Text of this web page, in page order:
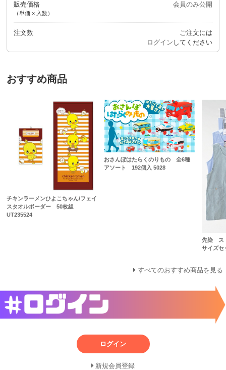
販売価格
（単価 × 入数）
会員のみ公開
注文数
ご注文には
ログイン してください
おすすめ商品
チキンラーメンひよこちゃん/フェイ
スタオルボーダー 50枚組
UT235524
おさんぽはたらくのりもの 全6種
アソート 192個入 5028
先染 ス
サイズセ
すべてのおすすめ商品を見る
ログイン
新規会員登録